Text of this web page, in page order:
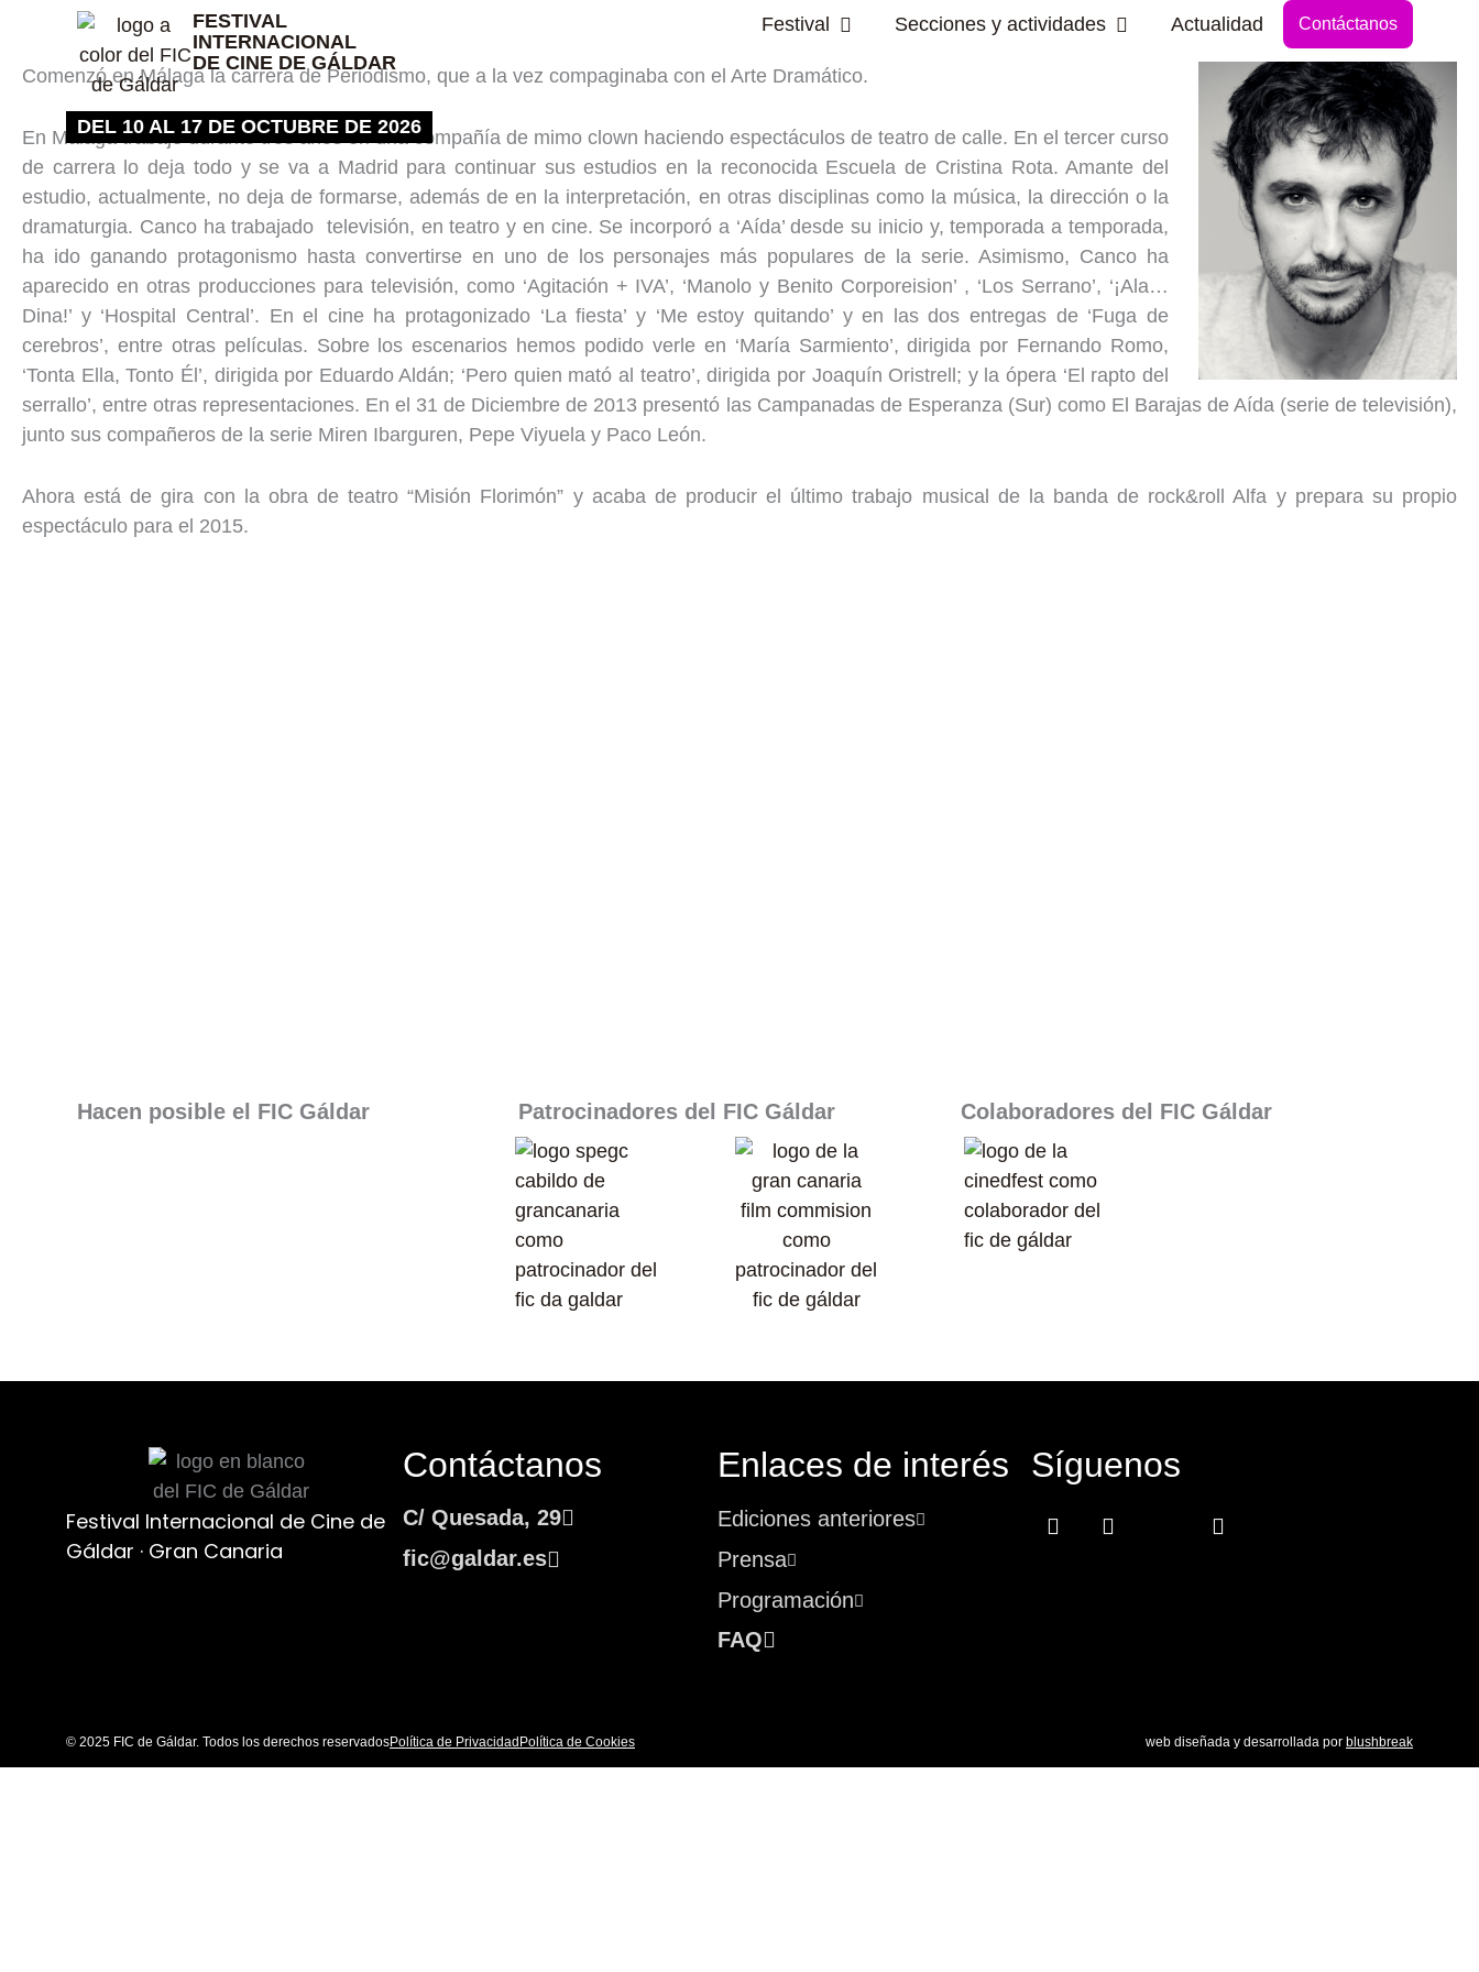
contenido
FESTIVAL
INTERNACIONAL
DE CINE DE GÁLDAR
DEL 10 AL 17 DE OCTUBRE DE 2026
Festival Abrir FestivalSecciones y actividades Abrir Secciones y actividades
Actualidad Contáctanos
Comenzó en Málaga la carrera de Periodismo, que a la vez compaginaba con el Arte Dramático.
En Málaga trabajó durante tres años en una compañía de mimo clown haciendo espectáculos de teatro de calle. En el tercer curso
de carrera lo deja todo y se va a Madrid para continuar sus estudios en la reconocida Escuela de Cristina Rota. Amante del
estudio, actualmente, no deja de formarse, además de en la interpretación, en otras disciplinas como la música, la dirección o la
dramaturgia. Canco ha trabajado televisión, en teatro y en cine. Se incorporó a ‘Aída’ desde su inicio y, temporada a temporada,
ha ido ganando protagonismo hasta convertirse en uno de los personajes más populares de la serie. Asimismo, Canco ha
aparecido en otras producciones para televisión, como ‘Agitación + IVA’, ‘Manolo y Benito Corporeision’ , ‘Los Serrano’, ‘¡Ala…
Dina!’ y ‘Hospital Central’. En el cine ha protagonizado ‘La fiesta’ y ‘Me estoy quitando’ y en las dos entregas de ‘Fuga de
cerebros’, entre otras películas. Sobre los escenarios hemos podido verle en ‘María Sarmiento’, dirigida por Fernando Romo,
‘Tonta Ella, Tonto Él’, dirigida por Eduardo Aldán; ‘Pero quien mató al teatro’, dirigida por Joaquín Oristrell; y la ópera ‘El rapto del
serrallo’, entre otras representaciones. En el 31 de Diciembre de 2013 presentó las Campanadas de Esperanza (Sur) como El Barajas de Aída (serie de televisión),
junto sus compañeros de la serie Miren Ibarguren, Pepe Viyuela y Paco León.
Ahora está de gira con la obra de teatro “Misión Florimón” y acaba de producir el último trabajo musical de la banda de rock&roll Alfa y prepara su propio
espectáculo para el 2015.
Hacen posible el FIC Gáldar Patrocinadores del FIC Gáldar​ Colaboradores del FIC Gáldar
Festival Internacional de Cine de
Gáldar · Gran Canaria
Contáctanos
C/ Quesada, 29
fic@galdar.es
Enlaces de interés
Ediciones anteriores
Prensa
Programación
FAQ
Síguenos
Facebook-
f
Instagram Youtube
© 2025 FIC de Gáldar. Todos los derechos reservadosPolítica de Privacidad Política de Cookies web diseñada y desarrollada por blushbreak